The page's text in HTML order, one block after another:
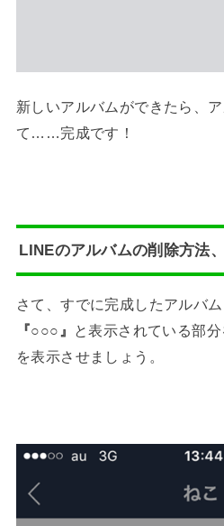
新しいアルバムができたら、
て……完成です！
LINEのアルバムの削除方法
さて、すでに完成したアルバ
『○○○』
と表示されている部
を表示させましょう。